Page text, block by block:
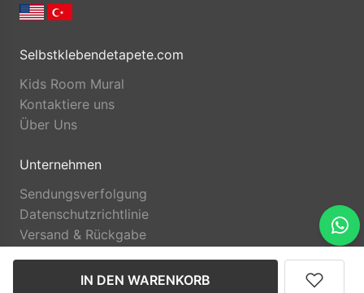
IN DEN WARENKORB
Selbstklebendetapete.com
Kids Room Mural
Kontaktiere uns
Über Uns
Unternehmen
Sendungsverfolgung
Datenschutzrichtlinie
Versand & Rückgabe